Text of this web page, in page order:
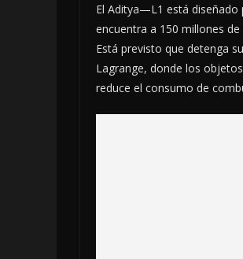
El Aditya—L1 está diseñado
encuentra a 150 millones
Está previsto que detenga
Lagrange, donde los
reduce el consumo de